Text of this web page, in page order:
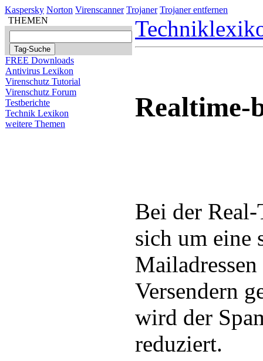
Kaspersky Norton Virenscanner Trojaner Trojaner entfernen
THEMEN
FREE Downloads
Antivirus Lexikon
Virenschutz Tutorial
Virenschutz Forum
Testberichte
Technik Lexikon
weitere Themen
Realtime-
Bei der
sich um eine
Versendern
wird der
reduziert.